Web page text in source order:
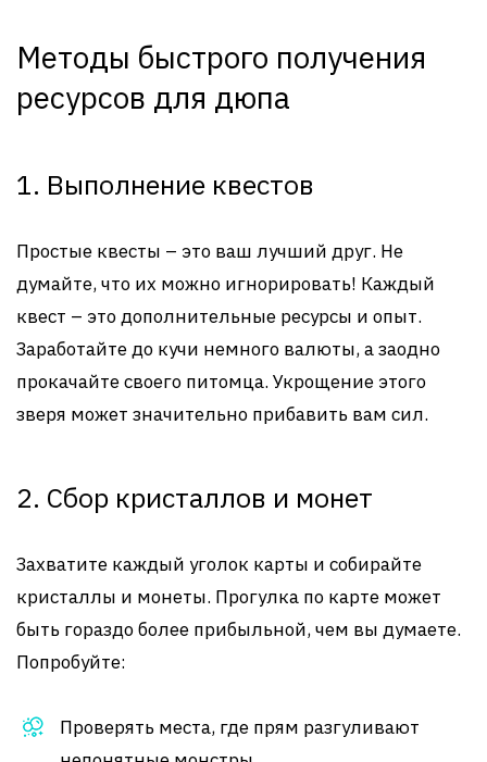
Методы быстрого получения
ресурсов для дюпа
1. Выполнение квестов
Простые квесты – это ваш лучший друг. Не
думайте, что их можно игнорировать! Каждый
квест – это дополнительные ресурсы и опыт.
Заработайте до кучи немного валюты, а заодно
прокачайте своего питомца. Укрощение этого
зверя может значительно прибавить вам сил.
2. Сбор кристаллов и монет
Захватите каждый уголок карты и собирайте
кристаллы и монеты. Прогулка по карте может
быть гораздо более прибыльной, чем вы думаете.
Попробуйте:
Проверять места, где прям разгуливают